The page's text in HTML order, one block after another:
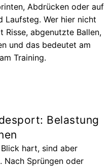
Abdrücken oder auf
Laufsteg. Wer hier nicht
Risse, abgenutzte Ballen,
und das bedeutet am
Training.
Belastung
hart, sind aber
Nach Sprüngen oder